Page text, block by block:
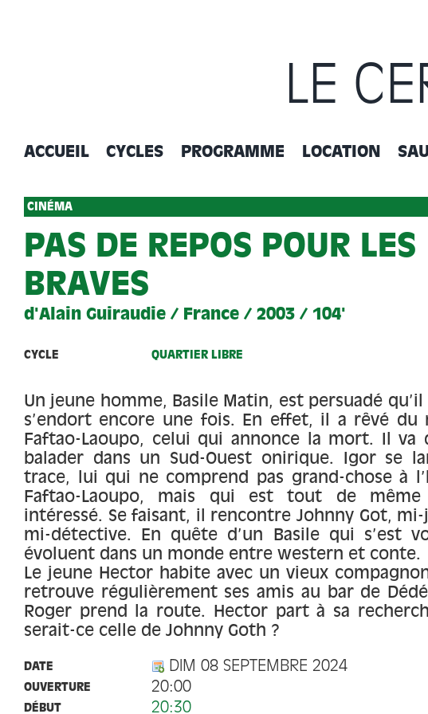
LE
ACCUEIL CYCLES PROGRAMME LOCATION
CINÉMA
PAS DE REPOS POUR LES
BRAVES
d'Alain Guiraudie / France / 2003 / 104'
CYCLE QUARTIER LIBRE
Un jeune homme, Basile Matin, est persuadé qu’il
s’endort encore une fois. En effet, il a rêvé du
Faftao-Laoupo, celui qui annonce la mort. Il va
balader dans un Sud-Ouest onirique. Igor se
trace, lui qui ne comprend pas grand-chose à
Faftao-Laoupo, mais qui est tout de même
intéressé. Se faisant, il rencontre Johnny Got,
mi-détective. En quête d’un Basile qui s’est
évoluent dans un monde entre western et conte.
Le jeune Hector habite avec un vieux
retrouve régulièrement ses amis au bar de
Roger prend la route. Hector part à sa
serait-ce celle de Johnny Goth ?
DATE DIM 08 SEPTEMBRE 2024
OUVERTURE 20:00
DÉBUT 20:30